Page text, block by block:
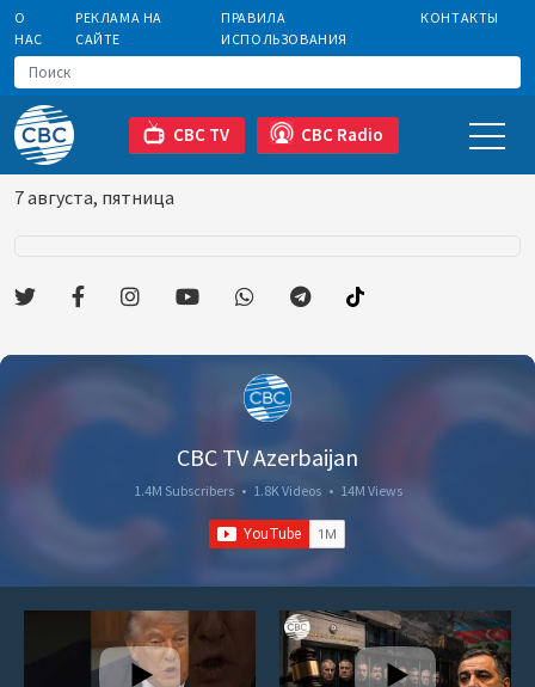
О
НАС
РЕКЛАМА НА
САЙТЕ
ПРАВИЛА
ИСПОЛЬЗОВАНИЯ
КОНТАКТЫ
CBC TV CBC Radio
7 августа, пятница
CBC TV Azerbaijan
1.4M Subscribers • 1.8K Videos • 14M Views